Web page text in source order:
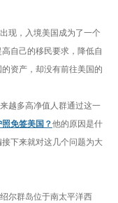
现，入境美国成为了一个
自己的移民要求，降低自
资产，却没有前往美国的
越多高净值人群通过这一
免签美国？他的原因是什
下来就对这几个问题为大
尔群岛位于南太平洋西